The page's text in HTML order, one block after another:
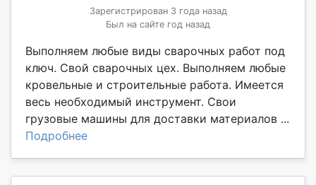
Зарегистрирован 3 года назад
Был на сайте год назад
Выполняем любые виды сварочных работ под
ключ. Свой сварочных цех. Выполняем любые
кровельные и строительные работа. Имеется
весь необходимый инструмент. Свои
грузовые машины для доставки материалов ...
Подробнее